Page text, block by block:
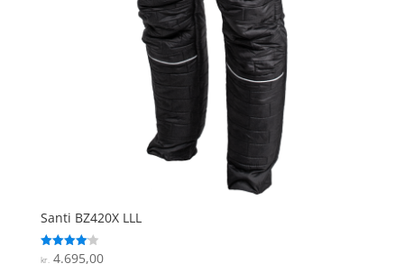
Santi BZ420X LLL
Vurderet
4.1
kr.4.695,00